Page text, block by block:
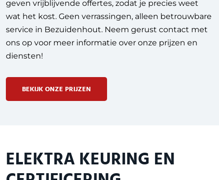
geven vrijblijvende offertes, zodat je precies weet
wat het kost. Geen verrassingen, alleen betrouwbare
service in Bezuidenhout. Neem gerust contact met
ons op voor meer informatie over onze prijzen en
diensten!
BEKIJK ONZE PRIJZEN
ELEKTRA KEURING EN